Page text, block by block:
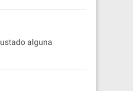
alguna